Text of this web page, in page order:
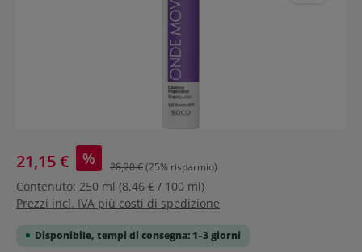
21,15 € % 28,20 €(25% risparmio)
Contenuto: 250 ml (8,46 € / 100 ml)
Prezzi incl. IVA più costi di spedizione
Disponibile, tempi di consegna: 1–3 giorni